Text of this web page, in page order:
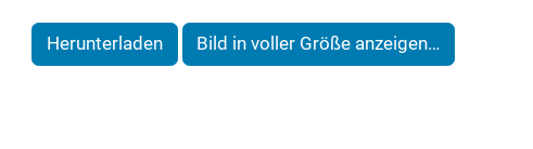
Herunterladen Bild in voller Größe anzeigen…